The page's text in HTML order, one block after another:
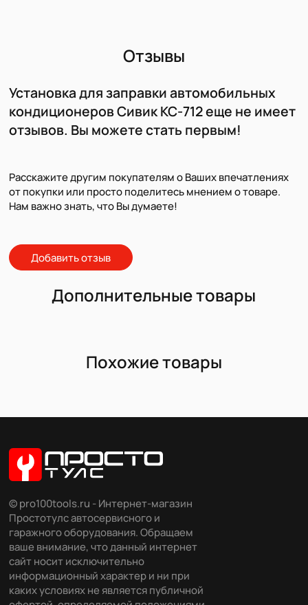
Отзывы
Установка для заправки автомобильных
кондиционеров Сивик КС-712 еще не имеет
отзывов. Вы можете стать первым!
Расскажите другим покупателям о Ваших впечатлениях
от покупки или просто поделитесь мнением о товаре.
Нам важно знать, что Вы думаете!
Добавить отзыв
Дополнительные товары
Похожие товары
© pro100tools.ru - Интернет-магазин
Простотулс автосервисного и
гаражного оборудования. Обращаем
ваше внимание, что данный интернет
сайт носит исключительно
информационный характер и ни при
каких условиях не является публичной